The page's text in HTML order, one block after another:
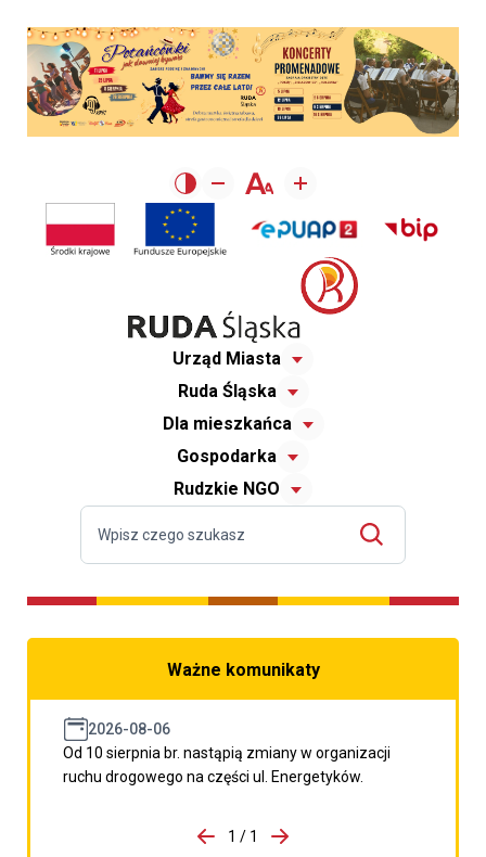
Urząd Miasta
Ruda Śląska
Dla mieszkańca
Gospodarka
Rudzkie NGO
Ważne komunikaty
2026-08-06
Od 10 sierpnia br. nastąpią zmiany w organizacji
ruchu drogowego na części ul. Energetyków.
porzpedniego komunikatu
1 / 1
Przejdź do następnego